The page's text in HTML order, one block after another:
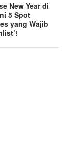
New Year di
5 Spot
yang Wajib